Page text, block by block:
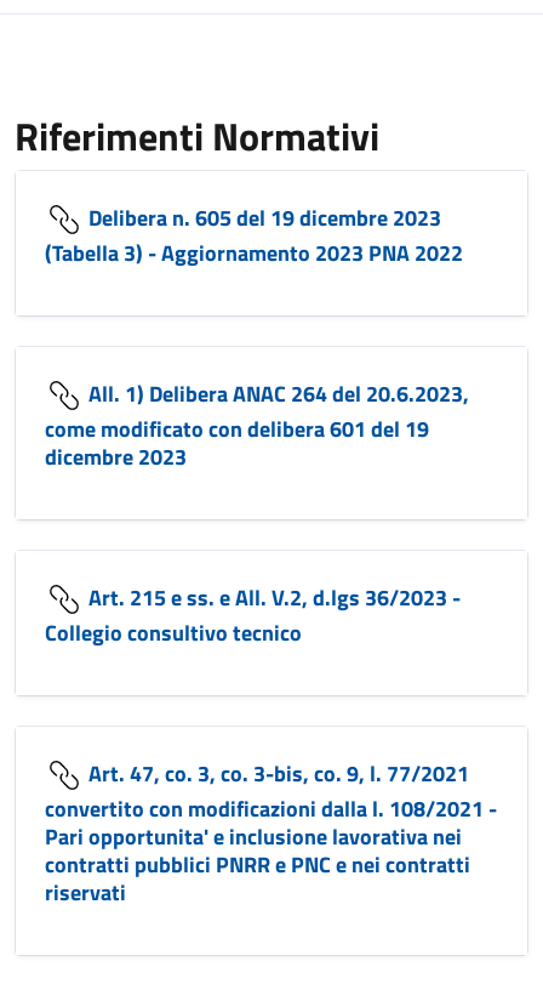
Riferimenti Normativi
Delibera n. 605 del 19 dicembre 2023
(Tabella 3) - Aggiornamento 2023 PNA 2022
All. 1) Delibera ANAC 264 del 20.6.2023,
come modificato con delibera 601 del 19
dicembre 2023
Art. 215 e ss. e All. V.2, d.lgs 36/2023 -
Collegio consultivo tecnico
Art. 47, co. 3, co. 3-bis, co. 9, l. 77/2021
convertito con modificazioni dalla l. 108/2021 -
Pari opportunita' e inclusione lavorativa nei
contratti pubblici PNRR e PNC e nei contratti
riservati